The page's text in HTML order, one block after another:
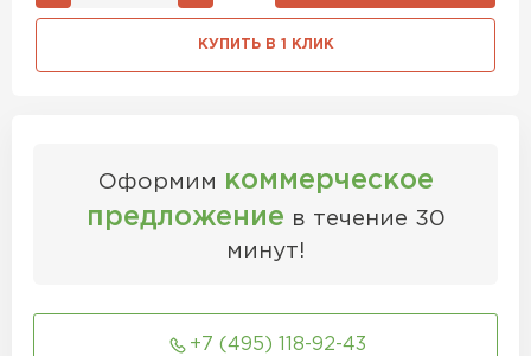
КУПИТЬ В 1 КЛИК
Оформим коммерческое
предложение в течение 30
минут!
+7 (495) 118-92-43